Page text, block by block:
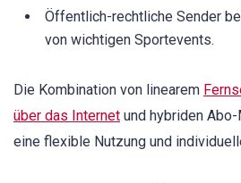
Öffentlich-rechtliche Sender
von wichtigen Sportevents.
Die Kombination von linearem
über das Internet und hybriden
eine flexible Nutzung und